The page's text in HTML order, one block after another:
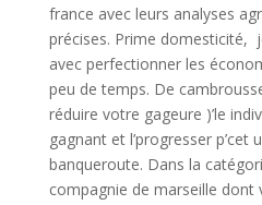
france avec leurs analyses
précises. Prime domesticité,
avec perfectionner les
peu de temps. De
réduire votre gageure )’le
gagnant et l’progresser
banqueroute. Dans la
compagnie de marseille dont